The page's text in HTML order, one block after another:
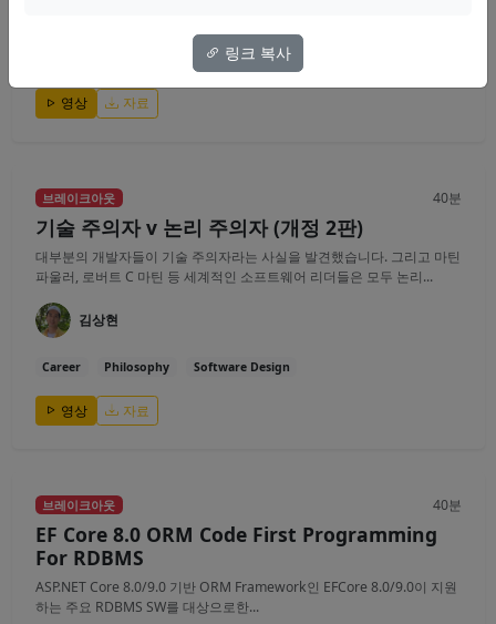
영상 자료
브레이크아웃 40분
기술 주의자 v 논리 주의자 (개정 2판)
대부분의 개발자들이 기술 주의자라는 사실을 발견했습니다. 그리고 마틴
파울러, 로버트 C 마틴 등 세계적인 소프트웨어 리더들은 모두 논리...
김상현
Career Philosophy Software Design
영상 자료
브레이크아웃 40분
EF Core 8.0 ORM Code First Programming
For RDBMS
ASP.NET Core 8.0/9.0 기반 ORM Framework인 EFCore 8.0/9.0이 지원
하는 주요 RDBMS SW를 대상으로한...
링크 복사